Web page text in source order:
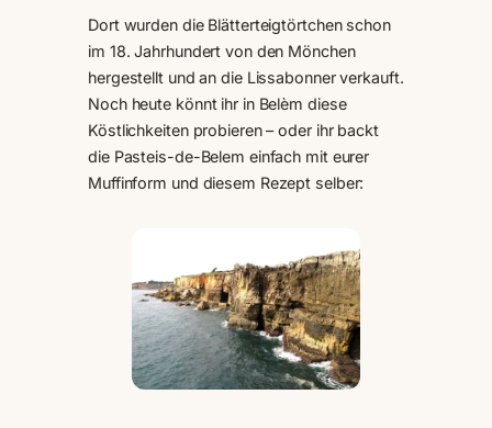
Dort wurden die Blätterteigtörtchen schon
im 18. Jahrhundert von den Mönchen
hergestellt und an die Lissabonner verkauft.
Noch heute könnt ihr in Belèm diese
Köstlichkeiten probieren – oder ihr backt
die Pasteis-de-Belem einfach mit eurer
Muffinform und diesem Rezept selber: